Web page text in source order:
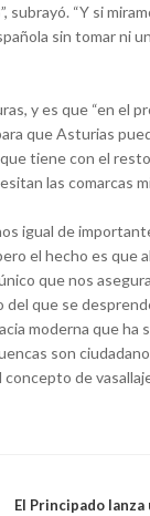
subrayó. “Y si
sin tomar ni
y es que “en el
que Asturias
tiene con el
las comarcas
igual de
el hecho es que
que nos
del que se
moderna que ha
son
de
El Principado lanza